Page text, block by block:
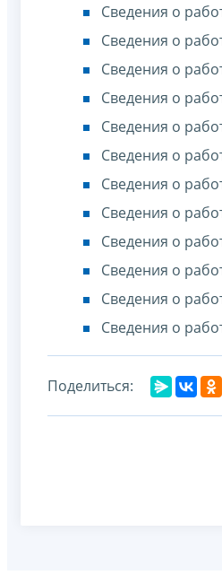
Сведения о
Сведения о
Сведения о
Сведения о
Сведения о
Сведения о
Сведения о
Сведения о
Сведения о
Сведения о
Сведения о
Сведения о
Поделиться: